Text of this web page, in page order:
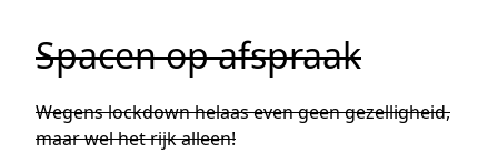
Spacen op afspraak
Wegens lockdown helaas even geen gezelligheid,
maar wel het rijk alleen!